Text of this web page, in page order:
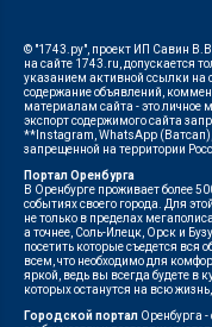
© "1743.ру", проект ИП Савин
на сайте 1743.ru, допускается
указанием активной ссылки на
содержание объявлений,
материалам сайта - это личное
экспорт содержимого сайта
**Instagram, WhatsApp
запрещенной на территории
Портал Оренбурга
В Оренбурге проживает более
событиях своего города. Для
не только в пределах
а точнее, Соль-Илецк, Орск и
посетить которые съедется вся
всем, что необходимо для
яркой, ведь вы всегда будете в
которых останутся на всю
Городской портал Оренбурга